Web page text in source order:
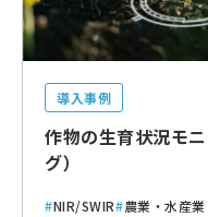
導入事例
作物の生育状況モ
グ）
NIR/SWIR 農業・水産業